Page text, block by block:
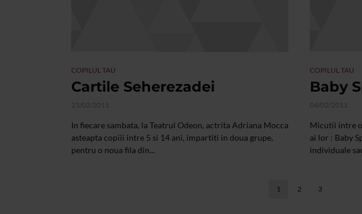
COPILUL TAU
Cartile Seherezadei
23/02/2011
In fiecare sambata, la Teatrul Odeon, actrita Adriana Mocca
asteapta copiii intre 5 si 14 ani, impartiti in doua grupe,
pentru o noua fila din...
COPILUL TAU
Baby
04/02/2011
Micutii intre
ai lor : Baby
individuale
1 2 3